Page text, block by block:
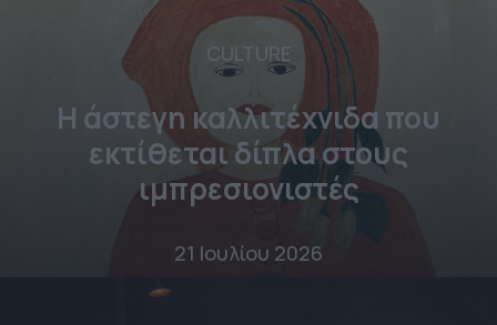
CULTURE
Η άστεγη καλλιτέχνιδα που
εκτίθεται δίπλα στους
ιμπρεσιονιστές
21 Ιουλίου 2026